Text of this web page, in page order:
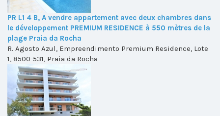
PR L1 4 B, A vendre appartement avec deux chambres dans
le développement PREMIUM RESIDENCE à 550 mètres de la
plage Praia da Rocha
R. Agosto Azul, Empreendimento Premium Residence, Lote
1, 8500-531, Praia da Rocha